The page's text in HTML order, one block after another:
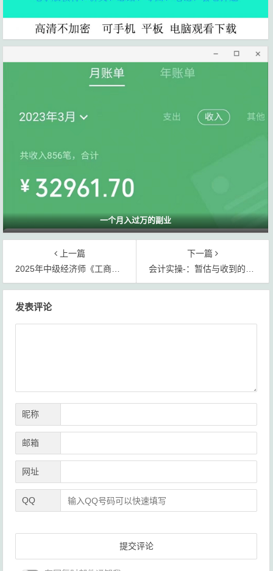
一个月入过万的副业
上一篇
2025年中级经济师《工商》24年真题电子书pdf网盘提取码
下一篇
会计实操-：暂估与收到的发票有差异，怎么做账？
发表评论
昵称
邮箱
网址
QQ